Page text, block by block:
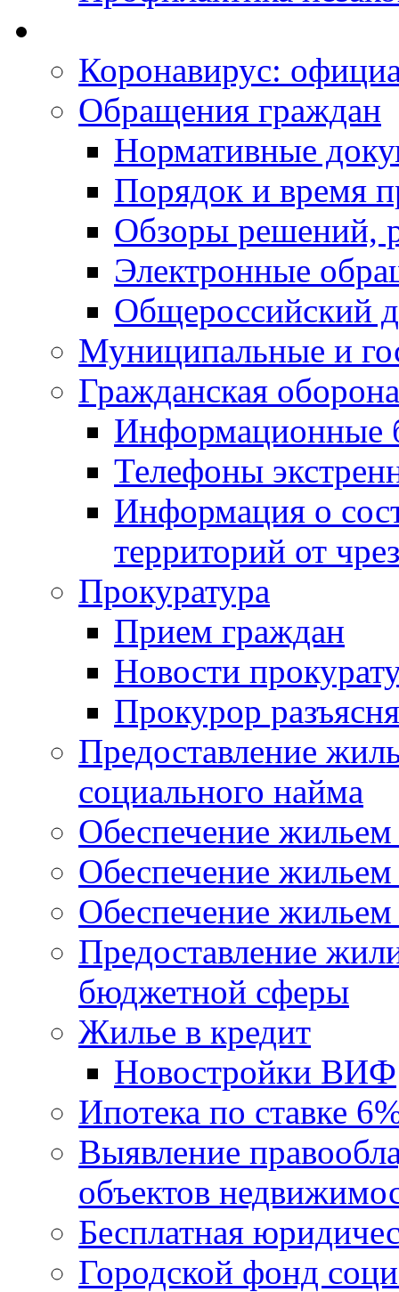
Коронавирус:
Обращения граждан
Нормативные
Порядок и время
Обзоры решений,
Электронные
Общероссийский
Муниципальные и
Гражданская
Информационные
Телефоны
Информация о
территорий от
Прокуратура
Прием граждан
Новости
Прокурор
Предоставление
социального найма
Обеспечение
Обеспечение
Обеспечение жильем
Предоставление
бюджетной сферы
Жилье в кредит
Новостройки ВИФ
Ипотека по ставке
Выявление
объектов
Бесплатная
Городской фонд